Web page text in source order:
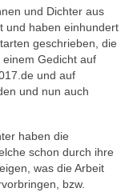
und Dichter aus
und haben einhundert
geschrieben, die
Gedicht auf
und auf
und nun auch
haben die
schon durch ihre
was die Arbeit
bzw.